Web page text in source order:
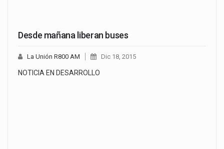
Desde mañana liberan buses
La Unión R800 AM Dic 18, 2015
NOTICIA EN DESARROLLO